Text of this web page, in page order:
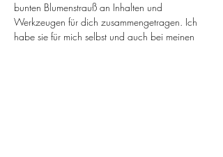
bunten Blumenstrauß an Inhalten und
Werkzeugen für dich zusammengetragen. Ich
habe sie für mich selbst und auch bei meinen